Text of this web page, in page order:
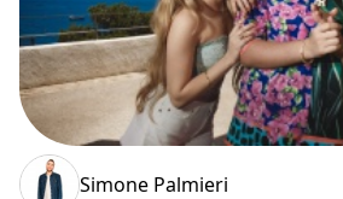
Simone Palmieri